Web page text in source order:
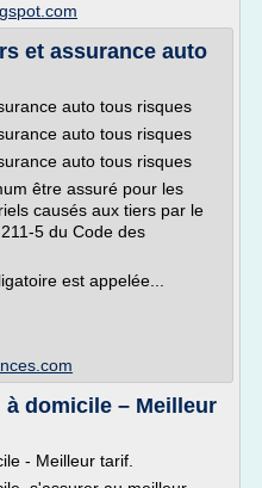
et assurance auto
auto tous risques
auto tous risques
auto tous risques
être assuré pour les
causés aux tiers par le
5 du Code des
est appelée...
domicile – Meilleur
- Meilleur tarif.